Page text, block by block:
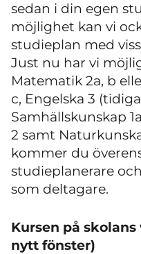
sedan i din egen
möjlighet kan vi
studieplan med
Just nu har vi
Matematik 2a, b
c, Engelska 3
Samhällskunskap
2 samt
kommer du
studieplanerare
som deltagare.
Kursen på
nytt fönster)